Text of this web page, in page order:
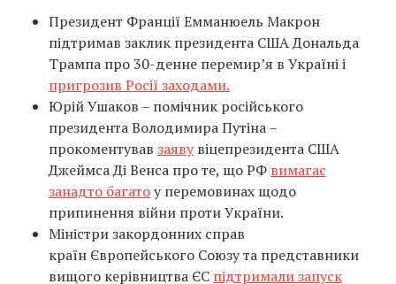
Президент Франції Емманюель Макрон
підтримав заклик президента США Дональда
Трампа про 30-денне перемир’я в Україні і
пригрозив Росії заходами.
Юрій Ушаков – помічник російського
президента Володимира Путіна –
прокоментував заяву віцепрезидента США
Джеймса Ді Венса про те, що РФ вимагає
занадто багатоу перемовинах щодо
припинення війни проти України.
Міністри закордонних справ
країн Європейського Союзу та представники
вищого керівництва ЄС підтримали запуск